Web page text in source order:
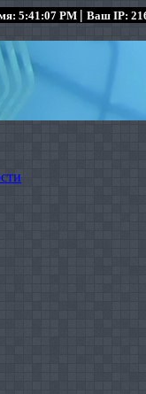
5:41:07 PM | Ваш IP: